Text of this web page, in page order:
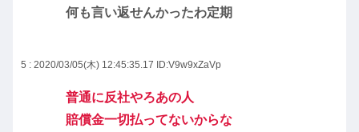
何も言い返せんかったわ定期
5 : 2020/03/05(木) 12:45:35.17 ID:V9w9xZaVp
普通に反社やろあの人
賠償金一切払ってないからな